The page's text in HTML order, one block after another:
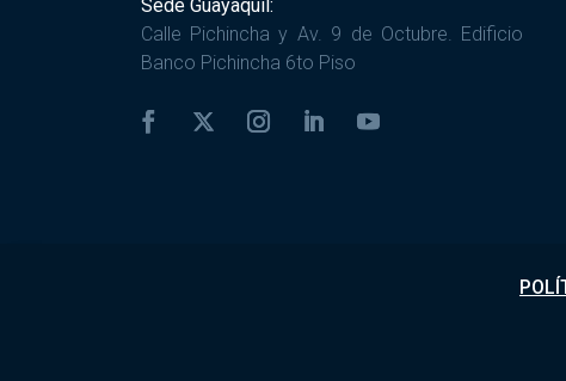
Sede Guayaquil:
Calle Pichincha y Av. 9 de Octubre. Edificio
Banco Pichincha 6to Piso